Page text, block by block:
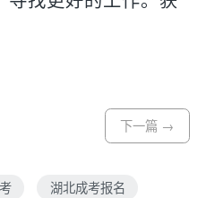
下一篇 →
湖北成考报名